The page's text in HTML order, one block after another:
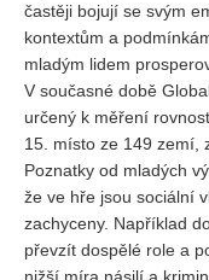
častěji bojují se svým
kontextům a
mladým lidem
V současné době
určený k měření
15. místo ze 149 zemí,
Poznatky od mladých
že ve hře jsou sociální
zachyceny. Například
převzít dospělé role a